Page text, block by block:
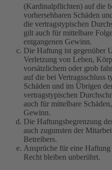
(Kardinalpflichten) auf die
vorhersehbaren Schäden
die vertragstypischen
gilt auch für mittelbare
entgangenen Gewinn.
Die Haftung ist gegenüber
Verletzung von Leben,
vorsätzlichem oder grob
auf die bei Vertragsschluss
Schäden und im Übrigen
vertragstypischen
auch für mittelbare
Gewinn.
Die Haftungsbegrenzung
auch zugunsten der
Betreibers.
Ansprüche für eine
Recht bleiben unberührt.